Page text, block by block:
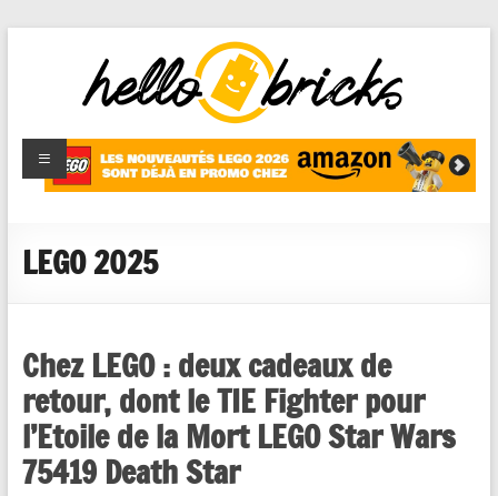
HelloBricks
Blog LEGO,
nouveaut�s
reviews
LEGO 2025
Chez LEGO : deux cadeaux de
retour, dont le TIE Fighter pour
l’Etoile de la Mort LEGO Star Wars
75419 Death Star